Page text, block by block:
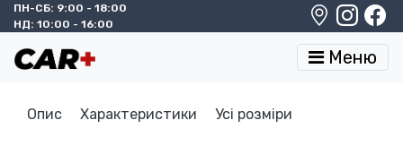
ПН-СБ: 9:00 - 18:00
НД: 10:00 - 16:00
Меню
Опис Характеристики Усі розміри